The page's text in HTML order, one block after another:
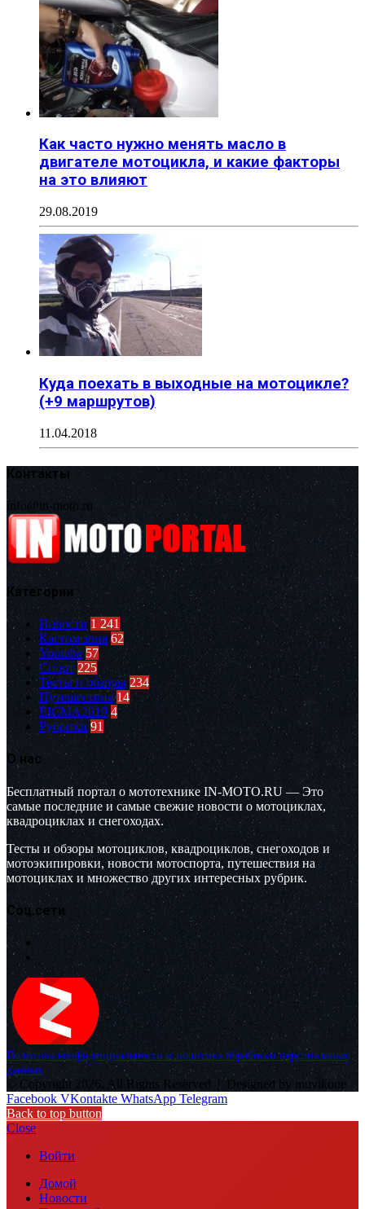
Как часто нужно менять масло в
двигателе мотоцикла, и какие факторы
на это влияют
29.08.2019
Куда поехать в выходные на мотоцикле?
(+9 маршрутов)
11.04.2018
Контакты
info@in-moto.ru
Категории
Новости 1 241
Кастом зона 62
Youtube 57
Спорт 225
Тесты и обзоры 234
Путешествия 14
EICMA2019 4
Рубрики 91
О нас
Бесплатный портал о мототехнике IN-MOTO.RU — Это
самые последние и самые свежие новости о мотоциклах,
квадроциклах и снегоходах.
Тесты и обзоры мотоциклов, квадроциклов, снегоходов и
мотоэкипировки, новости мотоспорта, путешествия на
мотоциклах и множество других интересных рубрик.
Соц.сети
Политика конфиденциальности и политика обработки персональных
данных
© Copyright 2026, All Rights Reserved |Designed by muvikone
Facebook VKontakte WhatsApp Telegram
Back to top button
Close
Войти
Домой
Новости